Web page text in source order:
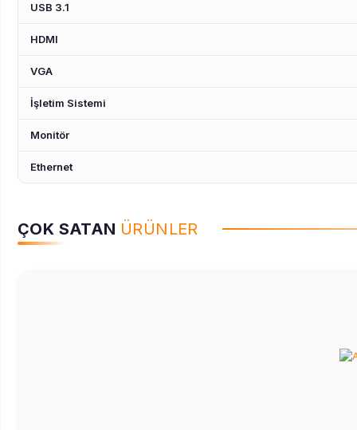
USB 3.1
HDMI
VGA
İşletim Sistemi
Monitör
Ethernet
ÇOK SATAN ÜRÜNLER